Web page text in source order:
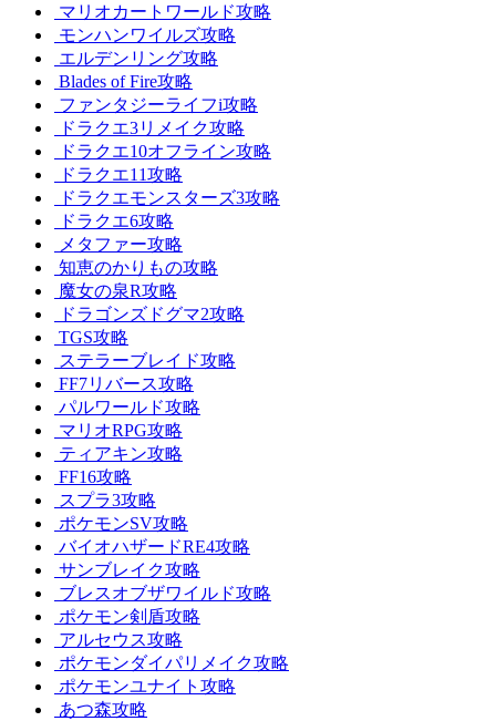
マリオカートワールド攻略
モンハンワイルズ攻略
エルデンリング攻略
Blades of Fire攻略
ファンタジーライフi攻略
ドラクエ3リメイク攻略
ドラクエ10オフライン攻略
ドラクエ11攻略
ドラクエモンスターズ3攻略
ドラクエ6攻略
メタファー攻略
知恵のかりもの攻略
魔女の泉R攻略
ドラゴンズドグマ2攻略
TGS攻略
ステラーブレイド攻略
FF7リバース攻略
パルワールド攻略
マリオRPG攻略
ティアキン攻略
FF16攻略
スプラ3攻略
ポケモンSV攻略
バイオハザードRE4攻略
サンブレイク攻略
ブレスオブザワイルド攻略
ポケモン剣盾攻略
アルセウス攻略
ポケモンダイパリメイク攻略
ポケモンユナイト攻略
あつ森攻略